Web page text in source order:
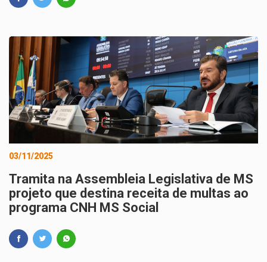
03/11/2025
Tramita na Assembleia Legislativa de MS
projeto que destina receita de multas ao
programa CNH MS Social